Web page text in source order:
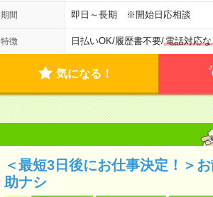
期間 即日～長期 ※開始日応相談
特徴 日払いOK/履歴書不要/電話対応な
気になる！
＜最短3日後にお仕事決定！＞
助ナシ